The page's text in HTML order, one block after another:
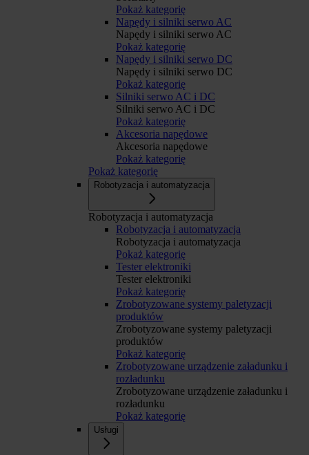
Pokaż kategorię
Napędy i silniki serwo AC
Napędy i silniki serwo AC
Pokaż kategorię
Napędy i silniki serwo DC
Napędy i silniki serwo DC
Pokaż kategorię
Silniki serwo AC i DC
Silniki serwo AC i DC
Pokaż kategorię
Akcesoria napędowe
Akcesoria napędowe
Pokaż kategorię
Pokaż kategorię
Robotyzacja i automatyzacja
Robotyzacja i automatyzacja
Robotyzacja i automatyzacja
Robotyzacja i automatyzacja
Pokaż kategorię
Tester elektroniki
Tester elektroniki
Pokaż kategorię
Zrobotyzowane systemy paletyzacji
produktów
Zrobotyzowane systemy paletyzacji
produktów
Pokaż kategorię
Zrobotyzowane urządzenie załadunku i
rozładunku
Zrobotyzowane urządzenie załadunku i
rozładunku
Pokaż kategorię
Usługi